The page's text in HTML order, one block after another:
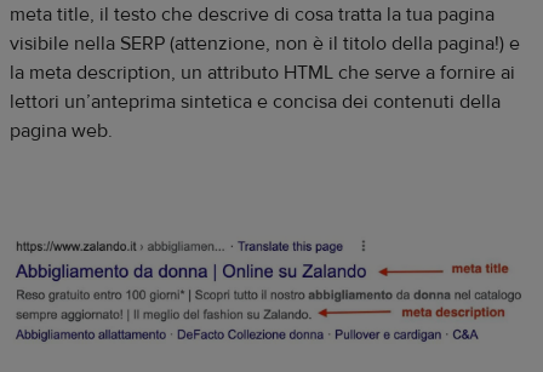
meta title, il testo che descrive di cosa tratta la tua pagina
visibile nella SERP (attenzione, non è il titolo della pagina!) e
la meta description, un attributo HTML che serve a fornire ai
lettori un’anteprima sintetica e concisa dei contenuti della
pagina web.